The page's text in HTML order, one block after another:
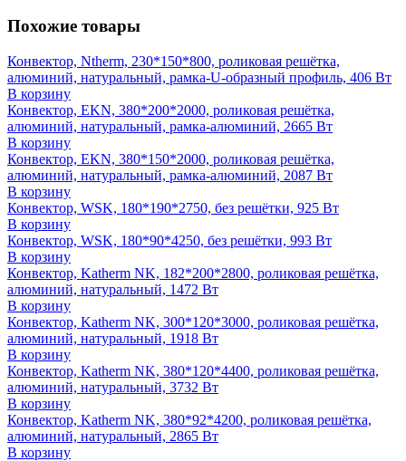
Похожие товары
Конвектор, Ntherm, 230*150*800, роликовая решётка,
алюминий, натуральный, рамка-U-образный профиль, 406 Вт
В корзину
Конвектор, EKN, 380*200*2000, роликовая решётка,
алюминий, натуральный, рамка-алюминий, 2665 Вт
В корзину
Конвектор, EKN, 380*150*2000, роликовая решётка,
алюминий, натуральный, рамка-алюминий, 2087 Вт
В корзину
Конвектор, WSK, 180*190*2750, без решётки, 925 Вт
В корзину
Конвектор, WSK, 180*90*4250, без решётки, 993 Вт
В корзину
Конвектор, Katherm NK, 182*200*2800, роликовая решётка,
алюминий, натуральный, 1472 Вт
В корзину
Конвектор, Katherm NK, 300*120*3000, роликовая решётка,
алюминий, натуральный, 1918 Вт
В корзину
Конвектор, Katherm NK, 380*120*4400, роликовая решётка,
алюминий, натуральный, 3732 Вт
В корзину
Конвектор, Katherm NK, 380*92*4200, роликовая решётка,
алюминий, натуральный, 2865 Вт
В корзину